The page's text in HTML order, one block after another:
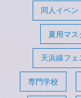
同人イベン
夏用マス
天浜線フェ
専門学校